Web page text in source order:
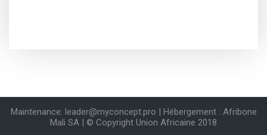
Maintenance: leader@myconcept.pro | Hébergement : Afribone
Mali SA | © Copyright Union Africaine 2018